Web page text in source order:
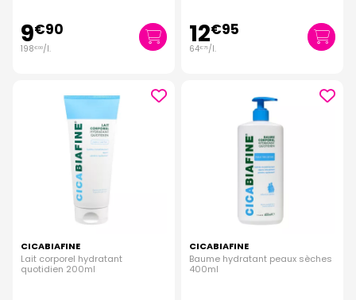
9€90
198€00/l. 12€95
64€75/l.
CICABIAFINE
Lait corporel hydratant
quotidien 200ml
CICABIAFINE
Baume hydratant peaux sèches
400ml